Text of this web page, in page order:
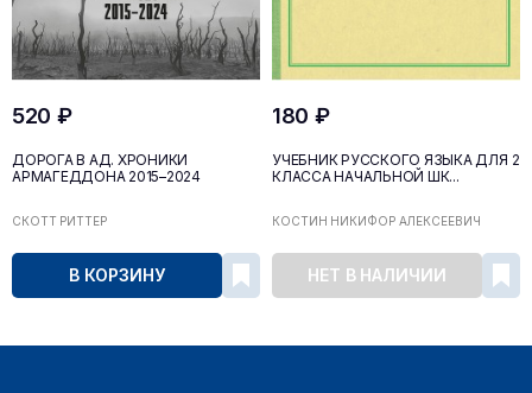
520 ₽
ДОРОГА В АД. ХРОНИКИ
АРМАГЕДДОНА 2015–2024
СКОТТ РИТТЕР
В КОРЗИНУ
180 ₽
УЧЕБНИК РУССКОГО ЯЗЫКА ДЛЯ 2
КЛАССА НАЧАЛЬНОЙ ШК...
КОСТИН НИКИФОР АЛЕКСЕЕВИЧ
НЕТ В НАЛИЧИИ